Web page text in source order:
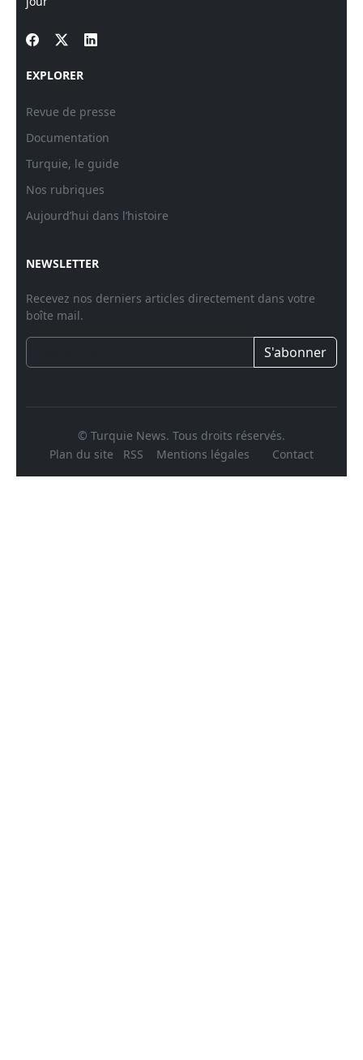
EXPLORER
Revue de presse
Documentation
Turquie, le guide
Nos rubriques
Aujourd’hui dans l’histoire
NEWSLETTER
Recevez nos derniers articles directement dans votre
boîte mail.
S'abonner
© Turquie News. Tous droits réservés.
Plan du site
RSS Mentions légales Contact